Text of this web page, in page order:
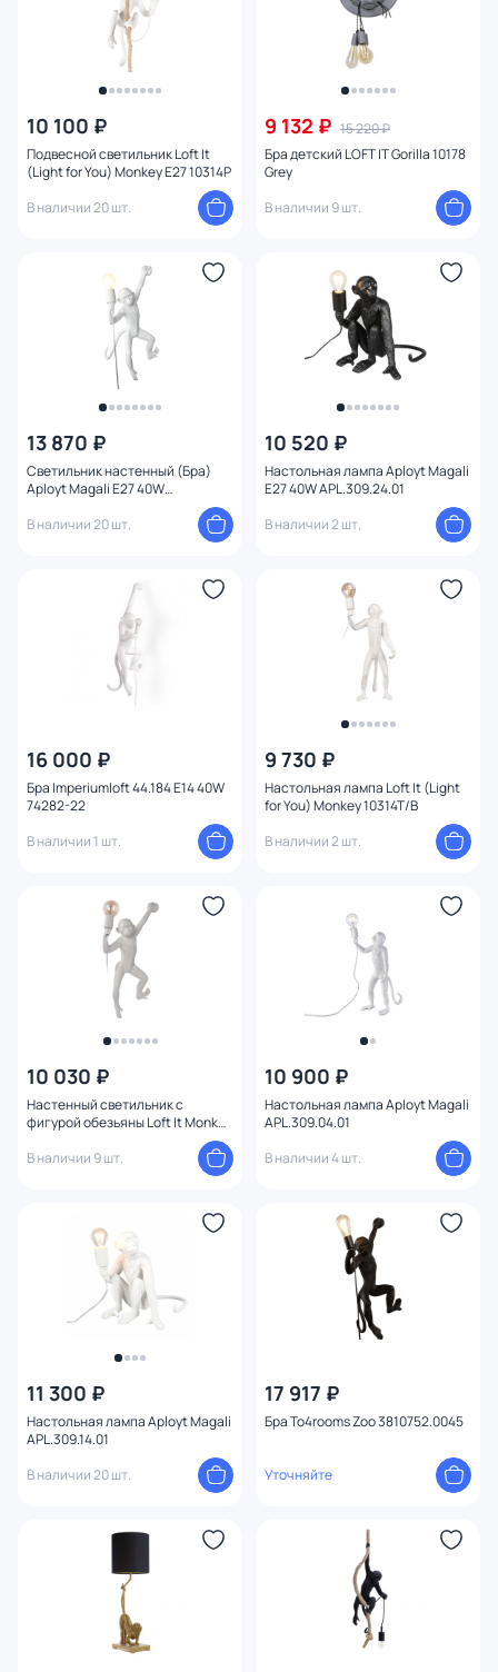
10 100 ₽
Подвесной светильник Loft It
(Light for You) Monkey E27 10314P
В наличии 20 шт.
9 132 ₽ 15 220 ₽
Бра детский LOFT IT Gorilla 10178
Grey
В наличии 9 шт.
13 870 ₽
Светильник настенный (Бра)
Aployt Magali E27 40W
В наличии 20 шт.
10 520 ₽
Настольная лампа Aployt Magali
E27 40W APL.309.24.01
В наличии 2 шт.
16 000 ₽
Бра Imperiumloft 44.184 E14 40W
74282-22
В наличии 1 шт.
9 730 ₽
Настольная лампа Loft It (Light
for You) Monkey 10314T/B
В наличии 2 шт.
10 030 ₽
Настенный светильник с
фигурой обезьяны Loft It Monkey
В наличии 9 шт.
10 900 ₽
Настольная лампа Aployt Magali
APL.309.04.01
В наличии 4 шт.
11 300 ₽
Настольная лампа Aployt Magali
APL.309.14.01
В наличии 20 шт.
17 917 ₽
Бра To4rooms Zoo 3810752.0045
Уточняйте